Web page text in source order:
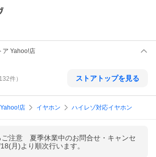
ア Yahoo!店
132件） ストアトップを見る
店 イヤホン ハイレゾ対応イヤホン
ご注意 夏季休業中のお問合せ・キャンセ
月)より順次行います。